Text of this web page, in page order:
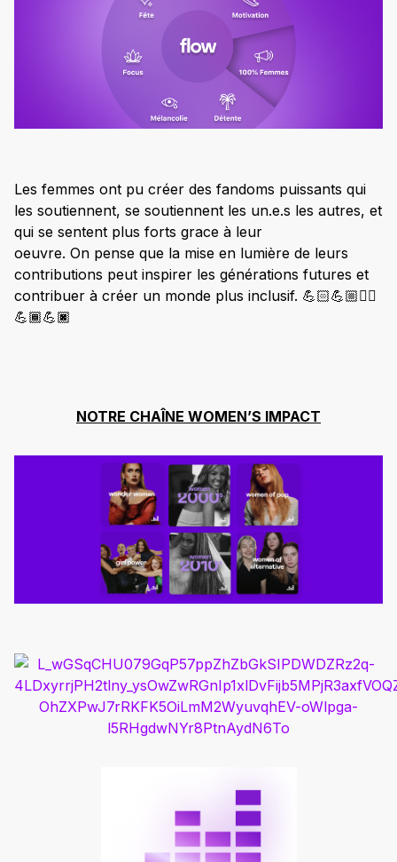
Les femmes ont pu créer des fandoms puissants qui
les soutiennent, se soutiennent les un.e.s les autres, et
qui se sentent plus forts grace à leur
oeuvre. On pense que la mise en lumière de leurs
contributions peut inspirer les générations futures et
contribuer à créer un monde plus inclusif. 💪🏻💪🏼✌🏽
💪🏾💪🏿
NOTRE CHAÎNE WOMEN’S IMPACT